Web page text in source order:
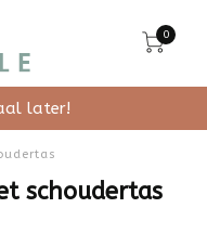
0
later!
schoudertas